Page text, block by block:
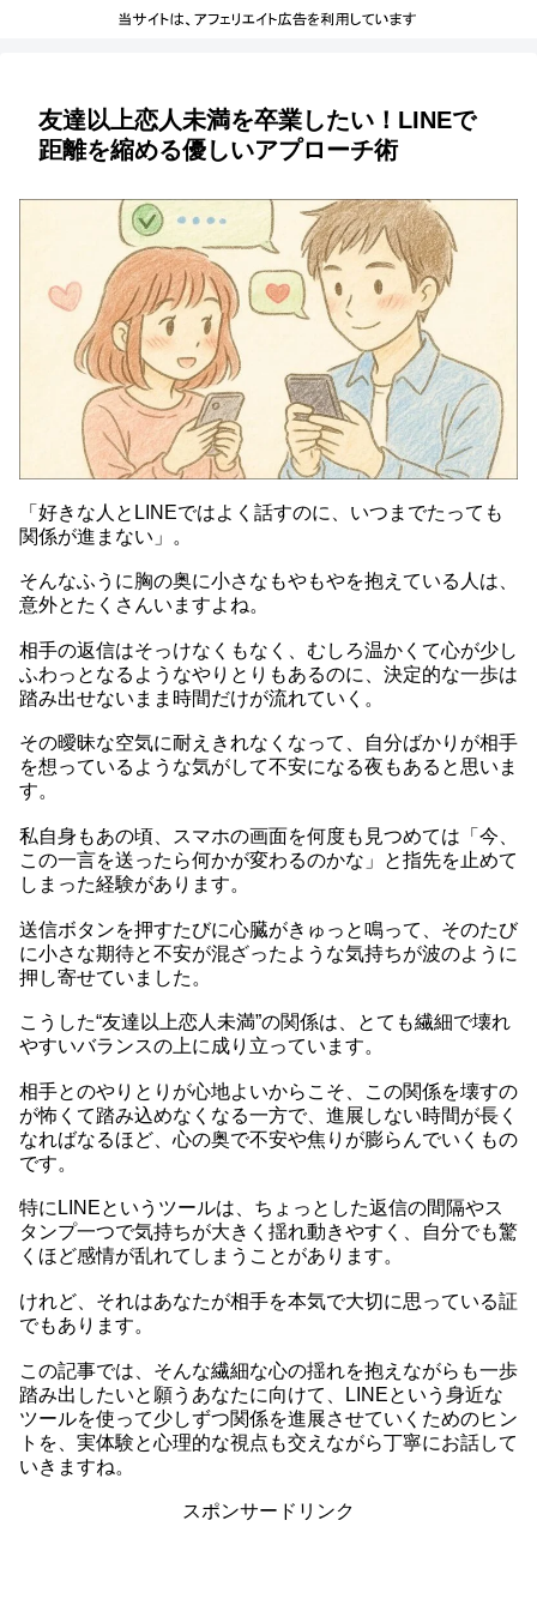
友達以上恋人未満を卒業したい！LINEで
距離を縮める優しいアプローチ術
「好きな人とLINEではよく話すのに、いつまでたっても
関係が進まない」。
そんなふうに胸の奥に小さなもやもやを抱えている人は、
意外とたくさんいますよね。
相手の返信はそっけなくもなく、むしろ温かくて心が少し
ふわっとなるようなやりとりもあるのに、決定的な一歩は
踏み出せないまま時間だけが流れていく。
その曖昧な空気に耐えきれなくなって、自分ばかりが相手
を想っているような気がして不安になる夜もあると思いま
す。
私自身もあの頃、スマホの画面を何度も見つめては「今、
この一言を送ったら何かが変わるのかな」と指先を止めて
しまった経験があります。
送信ボタンを押すたびに心臓がきゅっと鳴って、そのたび
に小さな期待と不安が混ざったような気持ちが波のように
押し寄せていました。
こうした“友達以上恋人未満”の関係は、とても繊細で壊れ
やすいバランスの上に成り立っています。
相手とのやりとりが心地よいからこそ、この関係を壊すの
が怖くて踏み込めなくなる一方で、進展しない時間が長く
なればなるほど、心の奥で不安や焦りが膨らんでいくもの
です。
特にLINEというツールは、ちょっとした返信の間隔やス
タンプ一つで気持ちが大きく揺れ動きやすく、自分でも驚
くほど感情が乱れてしまうことがあります。
けれど、それはあなたが相手を本気で大切に思っている証
でもあります。
この記事では、そんな繊細な心の揺れを抱えながらも一歩
踏み出したいと願うあなたに向けて、LINEという身近な
ツールを使って少しずつ関係を進展させていくためのヒン
トを、実体験と心理的な視点も交えながら丁寧にお話して
いきますね。
スポンサードリンク